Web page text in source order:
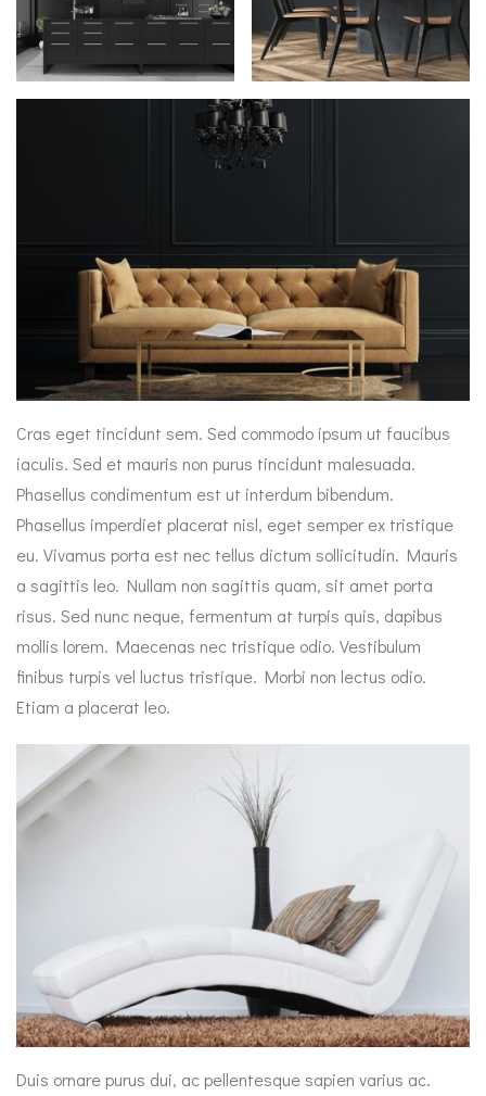
Cras eget tincidunt sem. Sed commodo ipsum ut faucibus
iaculis. Sed et mauris non purus tincidunt malesuada.
Phasellus condimentum est ut interdum bibendum.
Phasellus imperdiet placerat nisl, eget semper ex tristique
eu. Vivamus porta est nec tellus dictum sollicitudin. Mauris
a sagittis leo. Nullam non sagittis quam, sit amet porta
risus. Sed nunc neque, fermentum at turpis quis, dapibus
mollis lorem. Maecenas nec tristique odio. Vestibulum
finibus turpis vel luctus tristique. Morbi non lectus odio.
Etiam a placerat leo.
Duis ornare purus dui, ac pellentesque sapien varius ac.